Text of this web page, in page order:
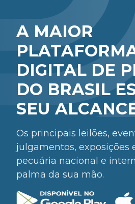
A MAIOR
DIGITAL DE
DO BRASIL
SEU
Os principais leilões,
julgamentos, exposições
pecuária nacional e
palma da sua mão.